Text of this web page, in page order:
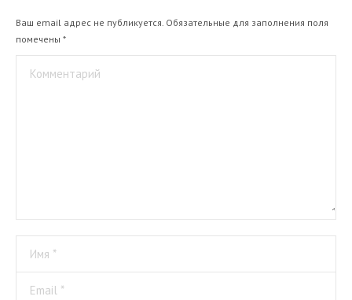
Ваш email адрес не публикуется. Обязательные для заполнения поля
помечены *
Комментарий
Имя *
Email *